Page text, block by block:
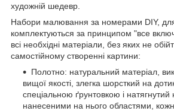
художній шедевр.
Набори малювання за номерами DIY, для
комплектуються за принципом "все
всі необхідні матеріали, без яких не
самостійному створенні картини:
Полотно: натуральний матеріал,
вищої якості, злегка шорсткий на
спеціальною ґрунтовкою і натягнутий
нанесеними на нього областями,